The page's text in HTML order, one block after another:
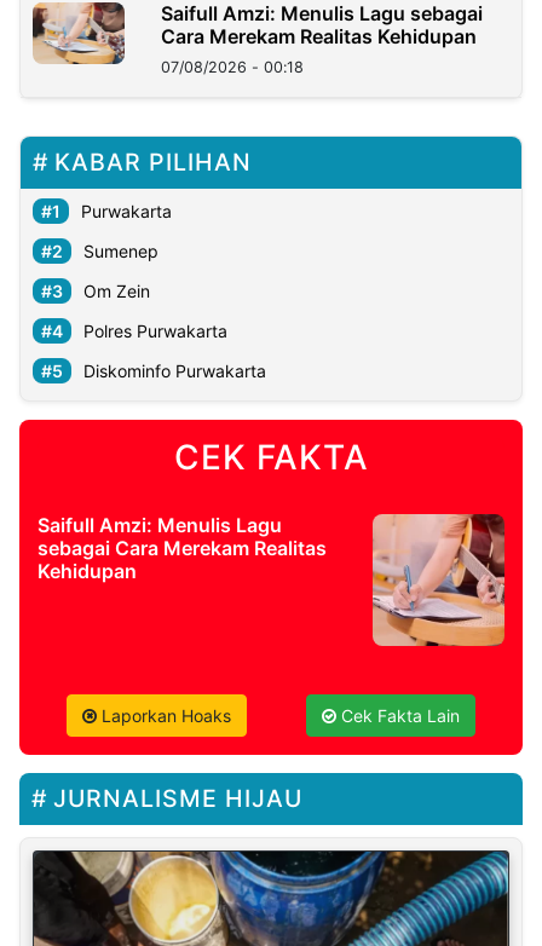
Saifull Amzi: Menulis Lagu sebagai
Cara Merekam Realitas Kehidupan
07/08/2026 - 00:18
KABAR PILIHAN
Purwakarta
Sumenep
Om Zein
Polres Purwakarta
Diskominfo Purwakarta
CEK FAKTA
Saifull Amzi: Menulis Lagu
sebagai Cara Merekam Realitas
Kehidupan
Laporkan Hoaks Cek Fakta Lain
JURNALISME HIJAU